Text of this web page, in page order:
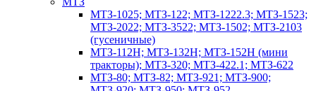
МТЗ-1025; МТЗ-122; МТЗ-1222.3; МТЗ-1523;
МТЗ-2022; МТЗ-3522; МТЗ-1502; МТЗ-2103
(гусеничные)
МТЗ-112Н; МТЗ-132Н; МТЗ-152Н (мини
тракторы); МТЗ-320; МТЗ-422.1; МТЗ-622
МТЗ-80; МТЗ-82; МТЗ-921; МТЗ-900;